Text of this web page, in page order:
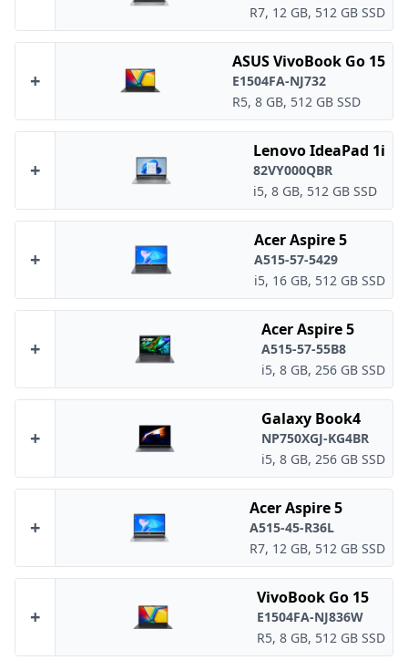
R7, 12 GB, 512 GB SSD
+
ASUS VivoBook Go 15
E1504FA-NJ732
R5, 8 GB, 512 GB SSD
+
Lenovo IdeaPad 1i
82VY000QBR
i5, 8 GB, 512 GB SSD
+
Acer Aspire 5
A515-57-5429
i5, 16 GB, 512 GB SSD
+
Acer Aspire 5
A515-57-55B8
i5, 8 GB, 256 GB SSD
+
Galaxy Book4
NP750XGJ-KG4BR
i5, 8 GB, 256 GB SSD
+
Acer Aspire 5
A515-45-R36L
R7, 12 GB, 512 GB SSD
+
VivoBook Go 15
E1504FA-NJ836W
R5, 8 GB, 512 GB SSD